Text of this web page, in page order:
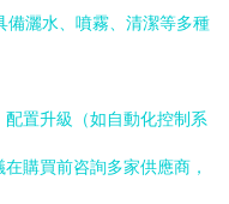
備灑水、噴霧、清潔等多種
置升級（如自動化控制系
購買前咨詢多家供應商，